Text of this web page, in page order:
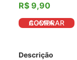
R$9,90
COMPRAR AGORA
Descrição